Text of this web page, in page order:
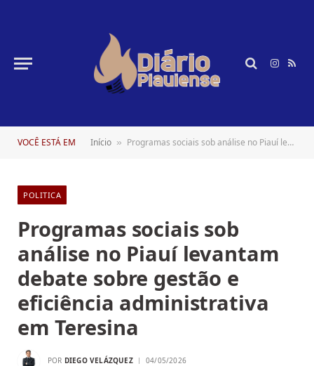
RSS
VOCÊ ESTÁ EM Início » Programas sociais sob análise no Piauí levantam debate sobre gestão e eficiência administrativa em Teresina
POLITICA
Programas sociais sob
análise no Piauí levantam
debate sobre gestão e
eficiência administrativa
em Teresina
POR DIEGO VELÁZQUEZ 04/05/2026